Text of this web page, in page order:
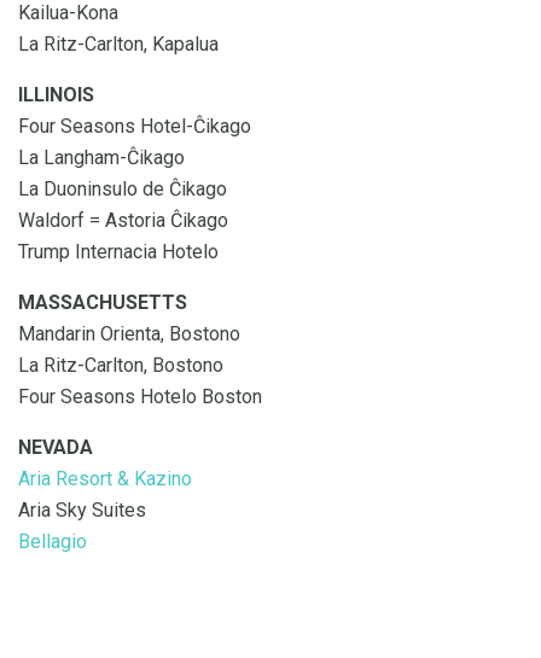
Kailua-Kona
La Ritz-Carlton, Kapalua
ILLINOIS
Four Seasons Hotel-Ĉikago
La Langham-Ĉikago
La Duoninsulo de Ĉikago
Waldorf = Astoria Ĉikago
Trump Internacia Hotelo
MASSACHUSETTS
Mandarin Orienta, Bostono
La Ritz-Carlton, Bostono
Four Seasons Hotelo Boston
NEVADA
Aria Resort & Kazino
Aria Sky Suites
Bellagio